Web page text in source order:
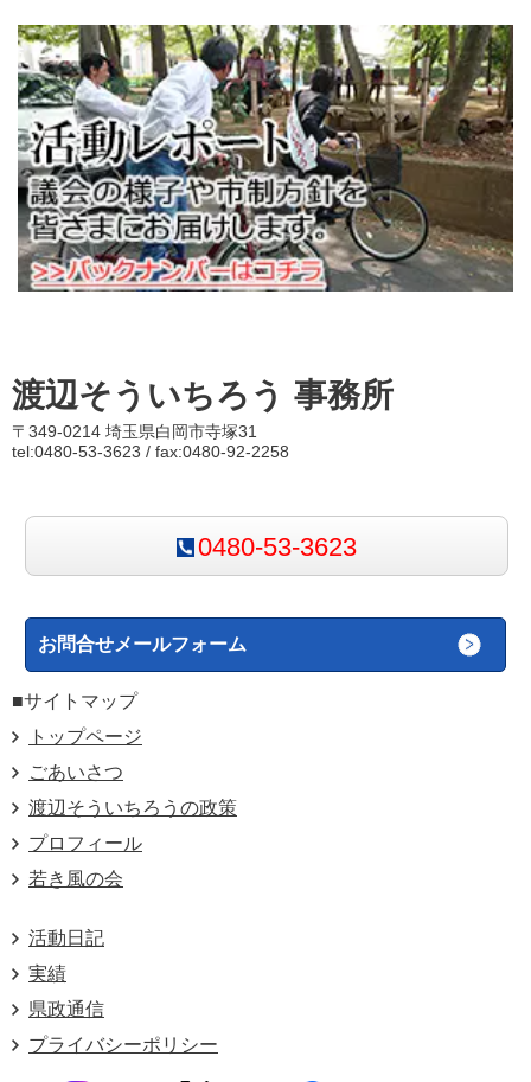
渡辺そういちろう 事務所
〒349-0214 埼玉県白岡市寺塚31
tel:0480-53-3623 / fax:0480-92-2258
0480-53-3623
お問合せメールフォーム
■サイトマップ
トップページ
ごあいさつ
渡辺そういちろうの政策
プロフィール
若き風の会
活動日記
実績
県政通信
プライバシーポリシー